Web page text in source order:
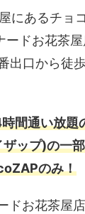
にあるチョ
ドお花茶
出口から徒
間通い放題
ップ)の一
のみ！
ドお花茶屋